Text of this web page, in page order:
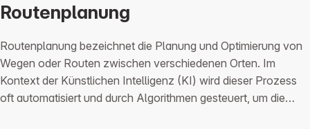
Routenplanung
Routenplanung bezeichnet die Planung und Optimierung von
Wegen oder Routen zwischen verschiedenen Orten. Im
Kontext der Künstlichen Intelligenz (KI) wird dieser Prozess
oft automatisiert und durch Algorithmen gesteuert, um die…